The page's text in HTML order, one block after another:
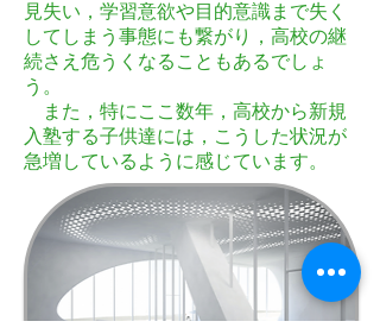
見失い，学習意欲や目的意識まで失く
してしまう事態にも繋がり，高校の継
続さえ危うくなることもあるでしょ
う。
また，特にここ数年，高校から新規
入塾する子供達には，こうした状況が
急増しているように感じています。